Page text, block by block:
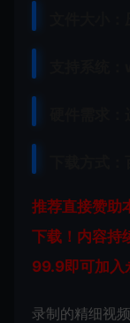
推荐直接赞助
下载！内容持
99.9即可加入
录制的精细视